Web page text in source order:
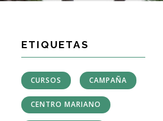
ETIQUETAS
CURSOS CAMPAÑA
CENTRO MARIANO